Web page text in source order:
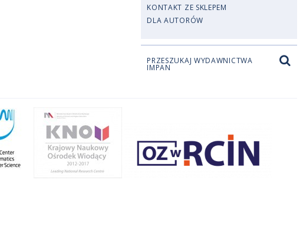
KONTAKT ZE SKLEPEM
DLA AUTORÓW
PRZESZUKAJ WYDAWNICTWA
IMPAN